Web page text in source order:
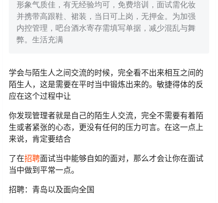
形象气质佳，有无经验均可，免费培训，面试需化妆
并携带高跟鞋、裙装，当日可上岗，无押金。为加强
内控管理，吧台酒水寄存需填写单据，减少混乱与舞
弊。生活充满
学会与陌生人之间交流的时候，完全看不出来相互之间的
陌生人，这是需要在平时当中锻炼出来的。敏捷得体的反
应在这个过程中让
你发现管理者就是自己的陌生人交流，完全不需要有着陌
生或者紧张的心态，更没有任何的压力可言。在这一点上
来说，肯定要结合
了在招聘面试当中能够自如的面对，那么才会让你在面试
当中做到平常一点。
招聘：青岛以及面向全国